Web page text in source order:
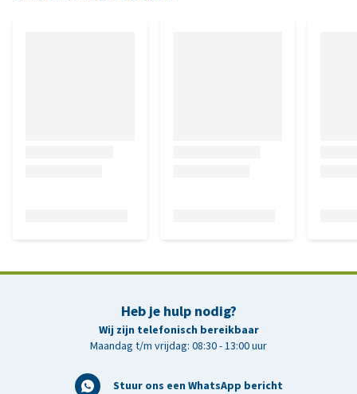
Heb je hulp nodig?
Wij zijn telefonisch bereikbaar
Maandag t/m vrijdag: 08:30 - 13:00 uur
Stuur ons een WhatsApp bericht